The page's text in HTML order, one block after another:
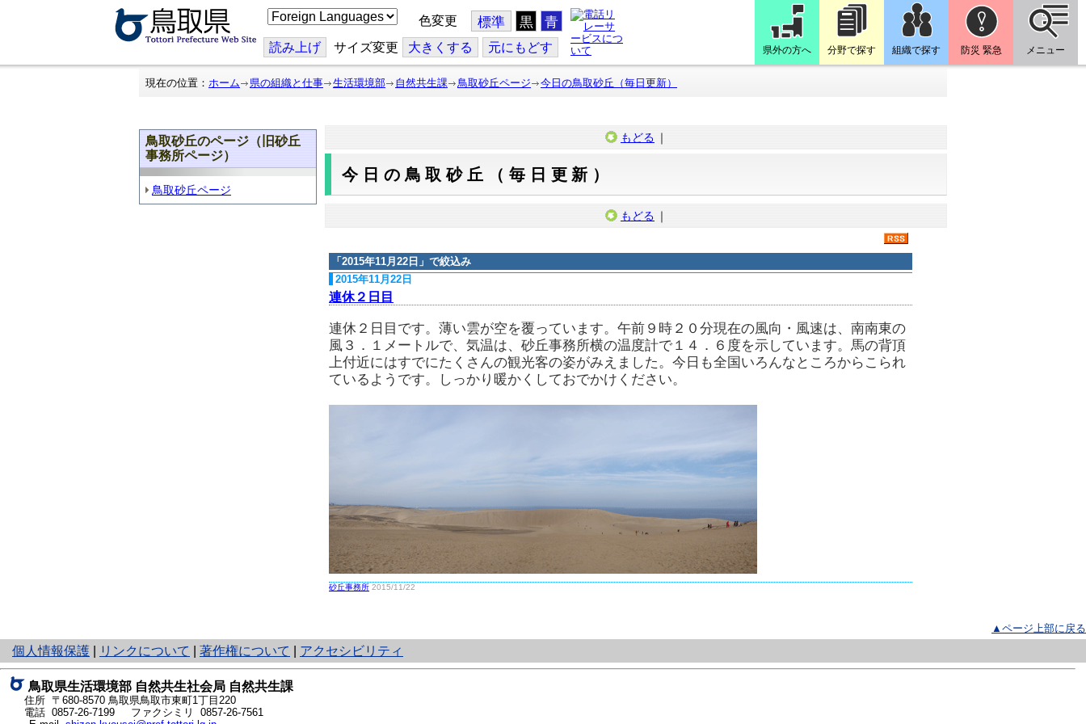
こ
の
ジ
を
翻
色変更 標準 黒 青
読み上げ サイズ変更 大きくする 元にもどす 県外の方へ 分野で探す 組織で探す 防災 緊急 メニュー
現在の位置： ホーム 県の組織と仕事 生活環境部 自然共生課 鳥取砂丘ページ 今日の鳥取砂丘（毎日更新）
鳥取砂丘のページ（旧砂丘
事務所ページ）
鳥取砂丘ページ
もどる ｜
今日の鳥取砂丘（毎日更新）
もどる ｜
「 2015年11月22日 」で絞込み
2015年11月22日
連休２日目
連休２日目です。薄い雲が空を覆っています。午前９時２０分現在の風向・風速は、南南東の
風３．１メートルで、気温は、砂丘事務所横の温度計で１４．６度を示しています。馬の背頂
上付近にはすでにたくさんの観光客の姿がみえました。今日も全国いろんなところからこられ
ているようです。しっかり暖かくしておでかけください。
砂丘事務所 2015/11/22
▲ページ上部に戻る
個人情報保護
と
り
ネ
ッ
ト
リンクについて 著作権について アクセシビリティ
鳥取県生活環境部 自然共生社会局 自然共生課
住所 〒680-8570 鳥取県鳥取市東町1丁目220
電話 0857-26-7199
ファクシミリ 0857-26-7561